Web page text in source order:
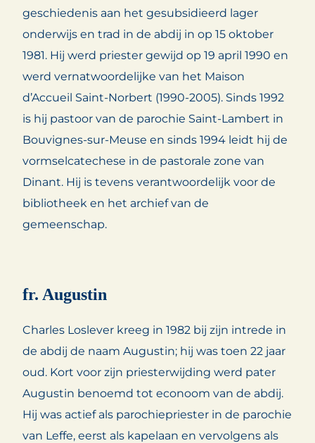
geschiedenis aan het gesubsidieerd lager
onderwijs en trad in de abdij in op 15 oktober
1981. Hij werd priester gewijd op 19 april 1990 en
werd vernatwoordelijke van het Maison
d’Accueil Saint-Norbert (1990-2005). Sinds 1992
is hij pastoor van de parochie Saint-Lambert in
Bouvignes-sur-Meuse en sinds 1994 leidt hij de
vormselcatechese in de pastorale zone van
Dinant. Hij is tevens verantwoordelijk voor de
bibliotheek en het archief van de
gemeenschap.
fr. Augustin
Charles Loslever kreeg in 1982 bij zijn intrede in
de abdij de naam Augustin; hij was toen 22 jaar
oud. Kort voor zijn priesterwijding werd pater
Augustin benoemd tot econoom van de abdij.
Hij was actief als parochiepriester in de parochie
van Leffe, eerst als kapelaan en vervolgens als